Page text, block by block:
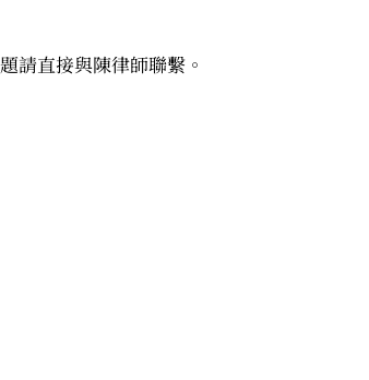
請直接與陳律師聯繫。